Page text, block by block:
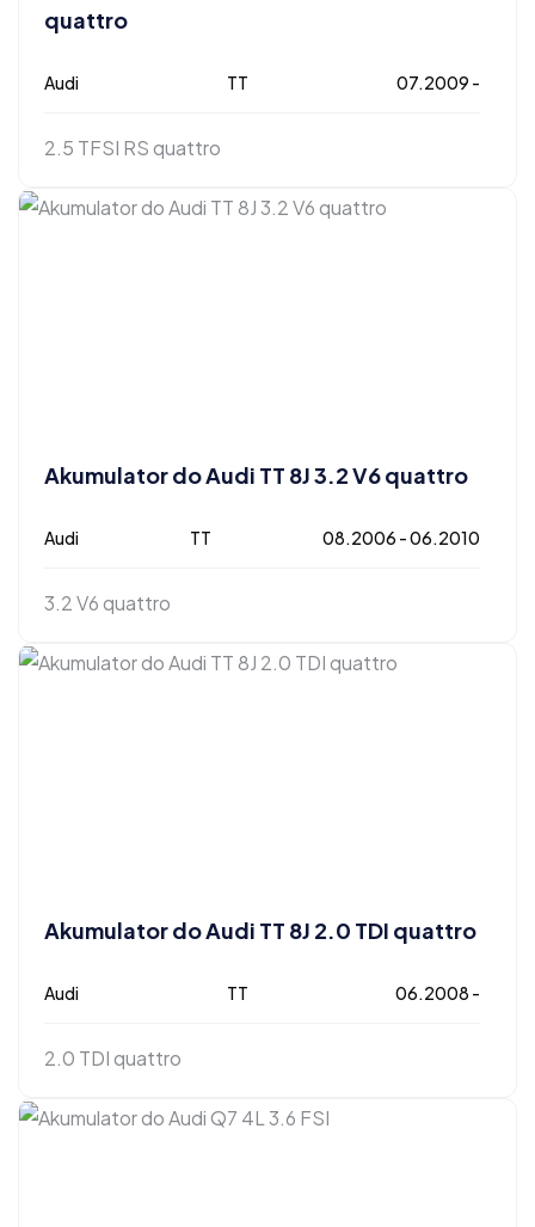
quattro
Audi TT 07.2009 -
2.5 TFSI RS quattro
Akumulator do Audi TT 8J 3.2 V6 quattro
Audi TT 08.2006 - 06.2010
3.2 V6 quattro
Akumulator do Audi TT 8J 2.0 TDI quattro
Audi TT 06.2008 -
2.0 TDI quattro